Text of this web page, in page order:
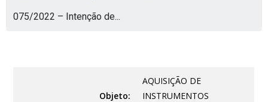
075/2022 – Intenção de...
Objeto:
AQUISIÇÃO DE
INSTRUMENTOS